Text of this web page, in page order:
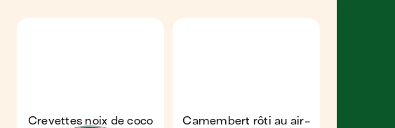
Crevettes noix de coco
Camembert rôti au air-